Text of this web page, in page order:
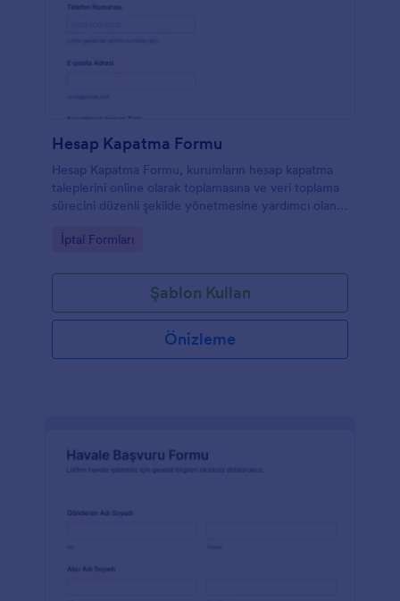
Hesap Kapatma Formu
Hesap Kapatma Formu, kurumların hesap kapatma
taleplerini online olarak toplamasına ve veri toplama
sürecini düzenli şekilde yönetmesine yardımcı olan
Go to Category:
İptal Formları
Şablon Kullan
Önizleme